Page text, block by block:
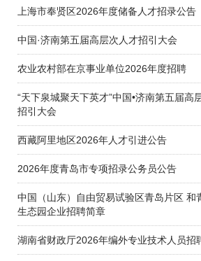
上海市奉贤区2026年度储备人才招录公告
中国·济南第五届高层次人才招引大会
农业农村部在京事业单位2026年度招聘
“天下泉城聚天下英才”中国•济南第五届高
招引大会
西藏阿里地区2026年人才引进公告
2026年度青岛市专项招录公务员公告
中国（山东）自由贸易试验区青岛片区 和
生态园企业招聘简章
湖南省财政厅2026年编外专业技术人员招